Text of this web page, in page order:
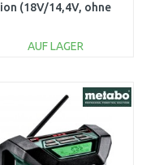
ion (18V/14,4V, ohne
AUF LAGER
WARENKORB
Vergleichen